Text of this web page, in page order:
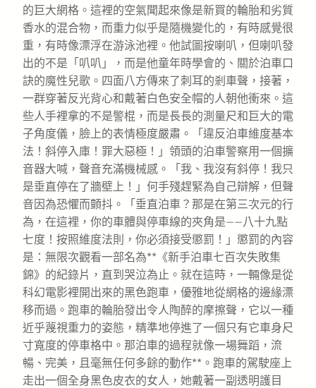
的巨大網格。這裡的空氣聞起來像是新買的輪胎和劣質
香水的混合物，而重力似乎是隨機變化的，有時感覺很
重，有時像漂浮在游泳池裡。他試圖按喇叭，但喇叭發
出的不是「叭叭」，而是他童年時學會的、關於泊車口
訣的魔性兒歌。四面八方傳來了刺耳的剎車聲，接著，
一群穿著反光背心和戴著白色安全帽的人朝他衝來。這
些人手裡拿的不是警棍，而是長長的測量尺和巨大的電
子角度儀，臉上的表情極度嚴肅。「違反泊車維度基本
法！斜停入庫！罪大惡極！」領頭的泊車警察用一個擴
音器大喊，聲音充滿機械感。「我、我沒有斜停！我只
是垂直停在了牆壁上！」何手殘趕緊為自己辯解，但聲
音因為恐懼而顫抖。「垂直泊車？那是在第三次元的行
為，在這裡，你的車體與停車線的夾角是——八十九點
七度！按照維度法則，你必須接受懲罰！」懲罰的內容
是：無限次觀看一部名為**《新手泊車七百次失敗集
錦》的紀錄片，直到哭泣為止。就在這時，一輛像是從
科幻電影裡開出來的黑色跑車，優雅地從網格的邊緣漂
移而過。跑車的輪胎發出令人陶醉的摩擦聲，它以一種
近乎蔑視重力的姿態，精準地停進了一個只有它車身尺
寸寬度的停車格中。那泊車的過程就像一場舞蹈，流
暢、完美，且毫無任何多餘的動作**。跑車的駕駛座上
走出一個全身黑色皮衣的女人，她戴著一副透明護目